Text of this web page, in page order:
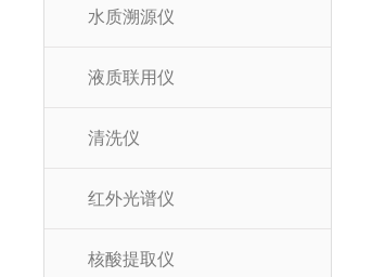
水质溯源仪
液质联用仪
清洗仪
红外光谱仪
核酸提取仪